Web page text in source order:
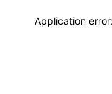
Application